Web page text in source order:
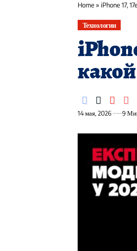
Home» iPhone 17,
Технологии
14 мая, 2026 9